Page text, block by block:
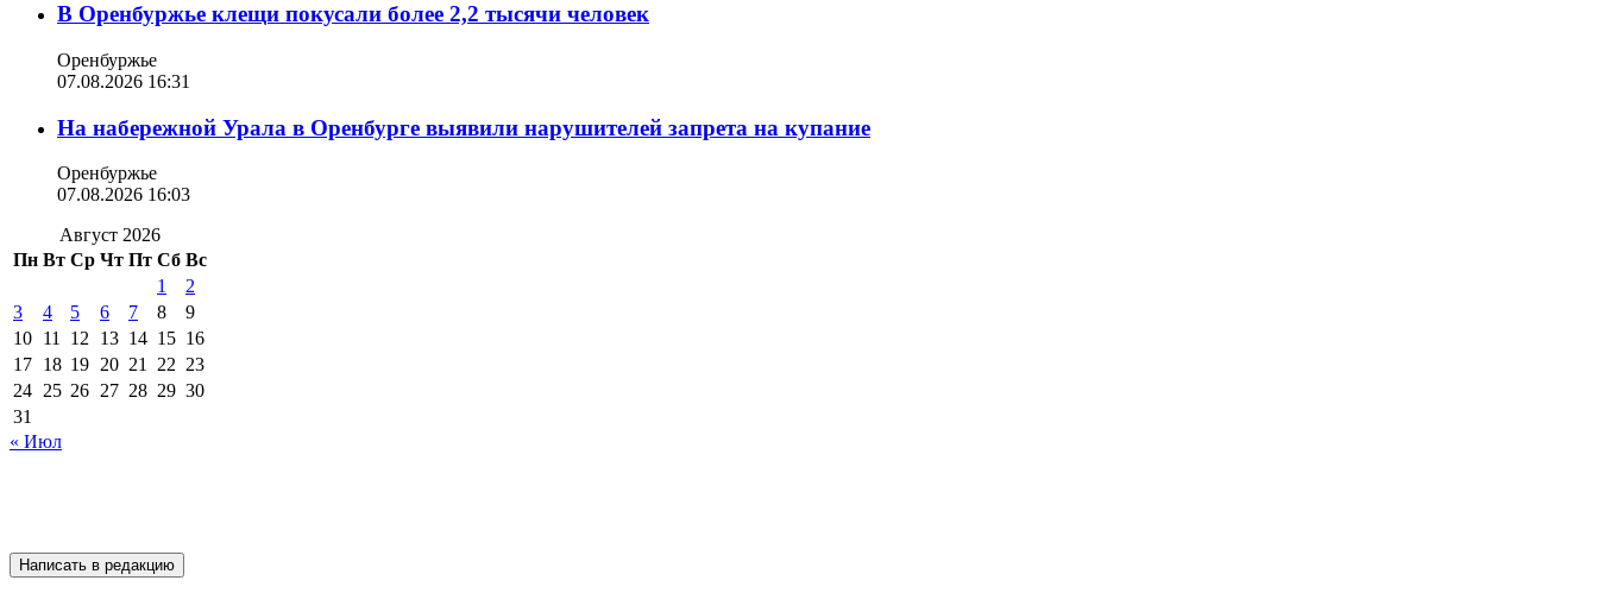
В Оренбуржье клещи покусали более 2,2 тысячи человек
Оренбуржье
07.08.2026 16:31
На набережной Урала в Оренбурге выявили нарушителей запрета на купание
Оренбуржье
07.08.2026 16:03
Август 2026
Пн Вт Ср Чт Пт Сб Вс
1
2
3
4 5 6 7 8
9
10 11 12 13 14 15 16
17 18 19 20 21 22 23
24 25 26 27 28 29 30
31
« Июл
Написать в редакцию